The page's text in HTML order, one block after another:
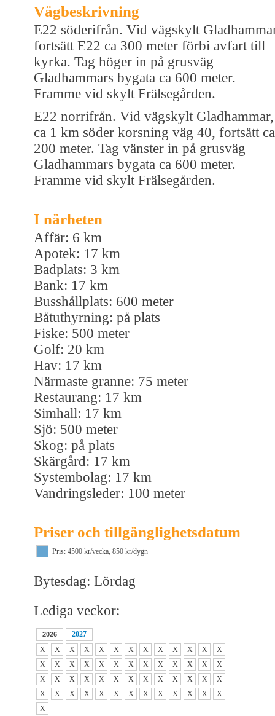
Vägbeskrivning
E22 söderifrån. Vid vägskylt
fortsätt E22 ca 300 meter förbi avfart till
kyrka. Tag höger in på grusväg
Gladhammars bygata ca 600 meter.
Framme vid skylt Frälsegården.
E22 norrifrån. Vid vägskylt Gladhammar,
ca 1 km söder korsning väg 40, fortsätt ca
200 meter. Tag vänster in på grusväg
Gladhammars bygata ca 600 meter.
Framme vid skylt Frälsegården.
I närheten
Affär: 6 km
Apotek: 17 km
Badplats: 3 km
Bank: 17 km
Busshållplats: 600 meter
Båtuthyrning: på plats
Fiske: 500 meter
Golf: 20 km
Hav: 17 km
Närmaste granne: 75 meter
Restaurang: 17 km
Simhall: 17 km
Sjö: 500 meter
Skog: på plats
Skärgård: 17 km
Systembolag: 17 km
Vandringsleder: 100 meter
Priser och tillgänglighetsdatum
Pris: 4500 kr/vecka, 850 kr/dygn
Bytesdag: Lördag
Lediga veckor:
2026
2027
X
X X X X X X X X X X X
X
X
X X X X X X X X X X X
X
X
X X X X X X X X X X X
X
X
X X X X X X X X X X X
X
X